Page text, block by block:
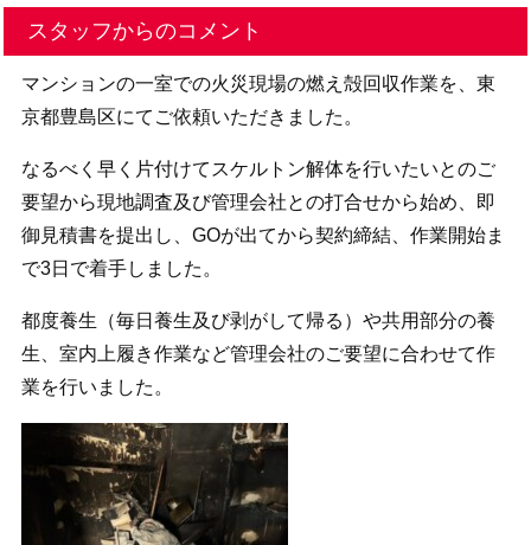
スタッフからのコメント
マンションの一室での火災現場の燃え殻回収作業を、東
京都豊島区にてご依頼いただきました。
なるべく早く片付けてスケルトン解体を行いたいとのご
要望から現地調査及び管理会社との打合せから始め、即
御見積書を提出し、GOが出てから契約締結、作業開始ま
で3日で着手しました。
都度養生（毎日養生及び剥がして帰る）や共用部分の養
生、室内上履き作業など管理会社のご要望に合わせて作
業を行いました。